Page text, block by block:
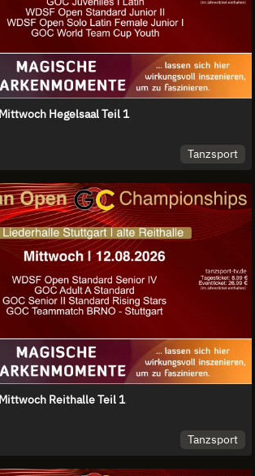
Hegelsaal Teil 1
Tanzsport
Reithalle Teil 1
Tanzsport